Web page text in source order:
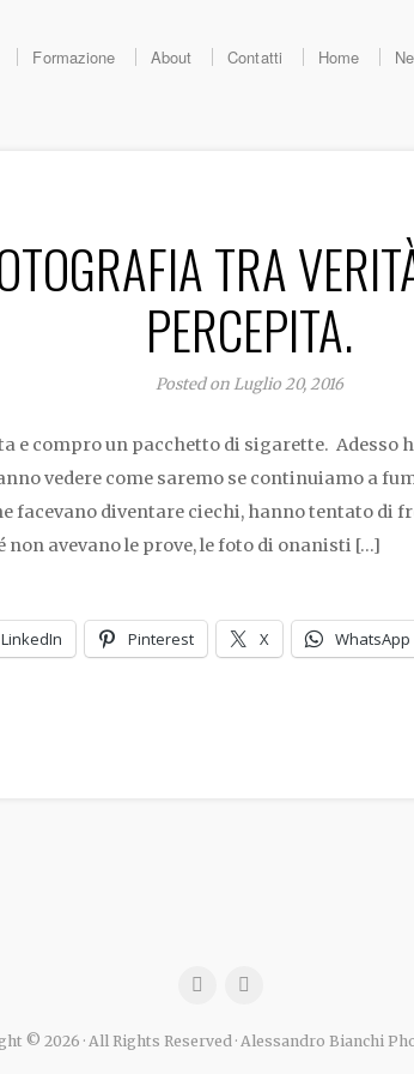
Formazione About Contatti Home
TRA
PERCEPITA.
Posted on Luglio 20, 2016
e compro un pacchetto di sigarette. Adesso
vedere come saremo se continuiamo a
facevano diventare ciechi, hanno tentato di
non avevano le prove, le foto di onanisti […]
LinkedIn Pinterest X WhatsApp
© 2026 · All Rights Reserved · Alessandro Bianchi